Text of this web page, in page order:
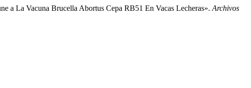
a La Vacuna Brucella Abortus Cepa RB51 En Vacas Lecheras». Archivos